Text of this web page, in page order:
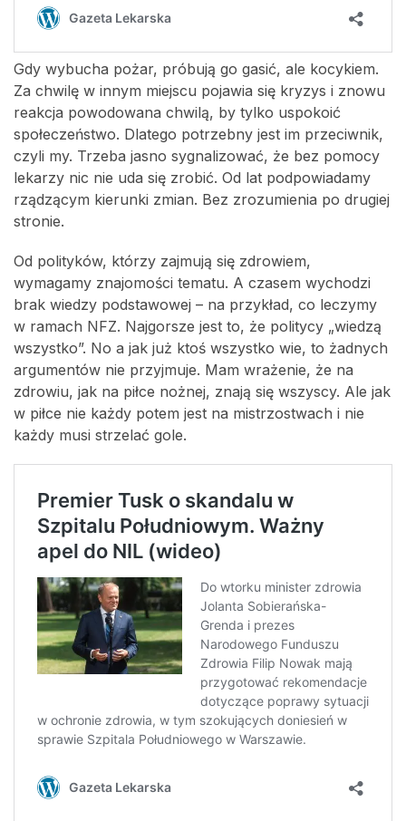
Gdy wybucha pożar, próbują go gasić, ale kocykiem.
Za chwilę w innym miejscu pojawia się kryzys i znowu
reakcja powodowana chwilą, by tylko uspokoić
społeczeństwo. Dlatego potrzebny jest im przeciwnik,
czyli my. Trzeba jasno sygnalizować, że bez pomocy
lekarzy nic nie uda się zrobić. Od lat podpowiadamy
rządzącym kierunki zmian. Bez zrozumienia po drugiej
stronie.
Od polityków, którzy zajmują się zdrowiem,
wymagamy znajomości tematu. A czasem wychodzi
brak wiedzy podstawowej – na przykład, co leczymy
w ramach NFZ. Najgorsze jest to, że politycy „wiedzą
wszystko”. No a jak już ktoś wszystko wie, to żadnych
argumentów nie przyjmuje. Mam wrażenie, że na
zdrowiu, jak na piłce nożnej, znają się wszyscy. Ale jak
w piłce nie każdy potem jest na mistrzostwach i nie
każdy musi strzelać gole.